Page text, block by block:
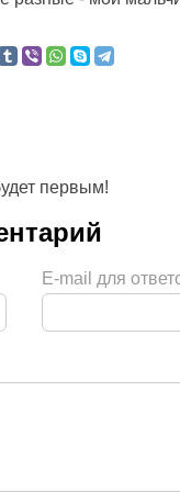
первым!
E-mail для